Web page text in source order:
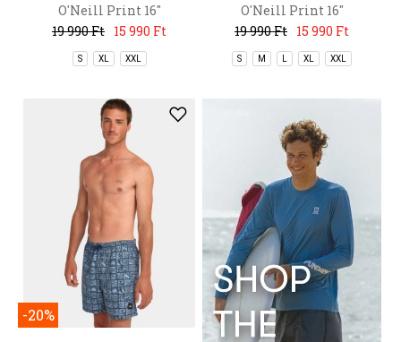
O'Neill Print 16''
Swimshorts
19 990 Ft 15 990 Ft
S XL XXL
O'Neill Print 16''
Swimshorts
19 990 Ft 15 990 Ft
S M L XL XXL
-20%